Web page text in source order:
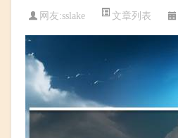
网友:sslake 文章列表